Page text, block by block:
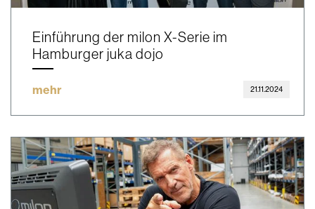
Einführung der milon X-Serie im
Hamburger juka dojo
mehr 21.11.2024